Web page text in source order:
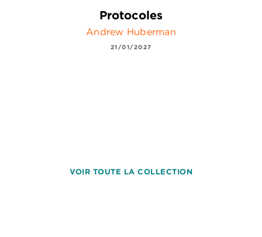
Protocoles
Andrew Huberman
21/01/2027
VOIR TOUTE LA COLLECTION